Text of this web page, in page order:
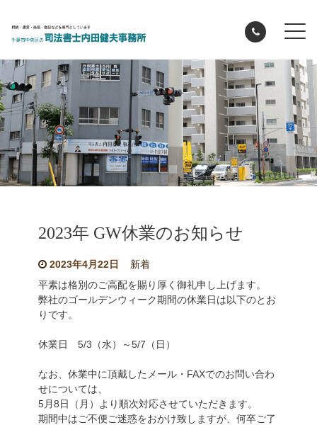
2023年 GW休業のお知らせ
2023年4月22日
新着
平素は格別のご高配を賜り厚く御礼申し上げます。
弊社のゴールデンウィーク期間の休業日は以下のとお
りです。
休業日 5/3（水）～5/7（日）
なお、休業中に頂戴したメール・FAXでのお問い合わ
せについては、
5月8日（月）より順次対応させていただきます。
期間中はご不便ご迷惑をおかけ致しますが、何卒ご了